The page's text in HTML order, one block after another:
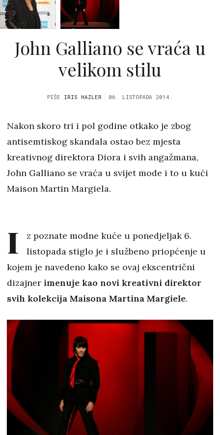
John Galliano se vraća u
velikom stilu
PIŠE IRIS HAZLER 06. LISTOPADA 2014.
Nakon skoro tri i pol godine otkako je zbog
antisemtiskog skandala ostao bez mjesta
kreativnog direktora Diora i svih angažmana,
John Galliano se vraća u svijet mode i to u kući
Maison Martin Margiela.
I
z poznate modne kuće u ponedjeljak 6.
listopada stiglo je i službeno priopćenje u
kojem je navedeno kako se ovaj ekscentrični
dizajner imenuje kao novi kreativni direktor
svih kolekcija Maisona Martina Margiele.